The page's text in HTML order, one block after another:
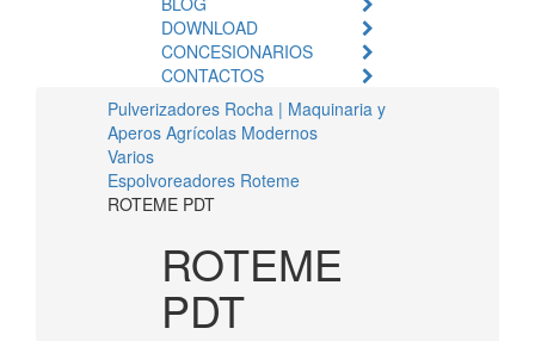
DOWNLOAD
CONCESIONARIOS
CONTACTOS
Pulverizadores Rocha | Maquinaria y
Aperos Agrícolas Modernos
Varios
Espolvoreadores Roteme
ROTEME PDT
ROTEME
PDT